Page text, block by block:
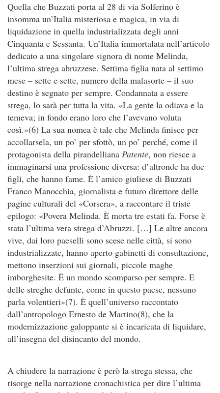
Quella che Buzzati porta al 28 di via Solferino è
insomma un’Italia misteriosa e magica, in via di
liquidazione in quella industrializzata degli anni
Cinquanta e Sessanta. Un’Italia immortalata nell’articolo
dedicato a una singolare signora di nome Melinda,
l’ultima strega abruzzese. Settima figlia nata al settimo
mese – sette e sette, numero della malasorte – il suo
destino è segnato per sempre. Condannata a essere
strega, lo sarà per tutta la vita. «La gente la odiava e la
temeva; in fondo erano loro che l’avevano voluta
così.»(6) La sua nomea è tale che Melinda finisce per
accollarsela, un po’ per sfottò, un po’ perché, come il
protagonista della pirandelliana Patente, non riesce a
immaginarsi una professione diversa: d’altronde ha due
figli, che hanno fame. È l’amico giuliese di Buzzati
Franco Manocchia, giornalista e futuro direttore delle
pagine culturali del «Corsera», a raccontare il triste
epilogo: «Povera Melinda. È morta tre estati fa. Forse è
stata l’ultima vera strega d’Abruzzi. […] Le altre ancora
vive, dai loro paeselli sono scese nelle città, si sono
industrializzate, hanno aperto gabinetti di consultazione,
mettono inserzioni sui giornali, piccole maghe
imborghesite. È un mondo scomparso per sempre. E
delle streghe defunte, come in questo paese, nessuno
parla volentieri»(7). È quell’universo raccontato
dall’antropologo Ernesto de Martino(8), che la
modernizzazione galoppante si è incaricata di liquidare,
all’insegna del disincanto del mondo.
A chiudere la narrazione è però la strega stessa, che
risorge nella narrazione cronachistica per dire l’ultima